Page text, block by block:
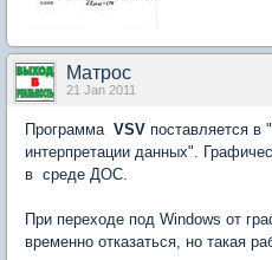
Матрос
21 Jan 2011
Программа VSV поставляется в
интерпретации данных".
в среде ДОС.
При переходе под Windows от
временно отказаться, но такая